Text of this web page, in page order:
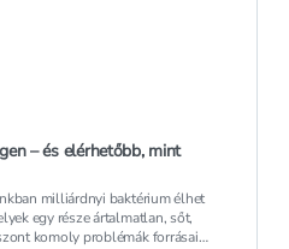
– és elérhetőbb, mint
milliárdnyi baktérium élhet
egy része ártalmatlan, sőt,
komoly problémák forrásai